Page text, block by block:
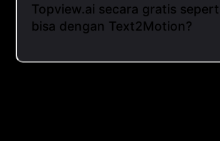
Topview.ai secara gratis
bisa dengan Text2Motion?